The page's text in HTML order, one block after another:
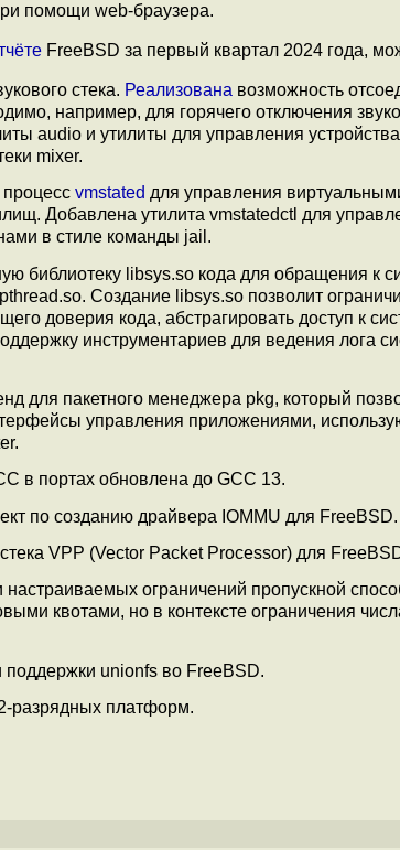
помощи web-браузера.
FreeBSD за первый квартал 2024 года,
стека. Реализована возможность
например, для горячего отключения
audio и утилиты для управления
mixer.
vmstated для управления
Добавлена утилита vmstatedctl для
в стиле команды jail.
библиотеку libsys.so кода для обращения к
Создание libsys.so позволит
доверия кода, абстрагировать доступ к
инструментариев для ведения лога
для пакетного менеджера pkg, который
управления приложениями,
в портах обновлена до GCC 13.
по созданию драйвера IOMMU для FreeBSD.
VPP (Vector Packet Processor) для
ограничений пропускной
квотами, но в контексте ограничения
поддержки unionfs во FreeBSD.
разрядных платформ.